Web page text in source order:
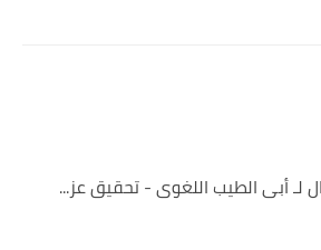
لـ أبى الطيب اللغوى - تحقيق عز...